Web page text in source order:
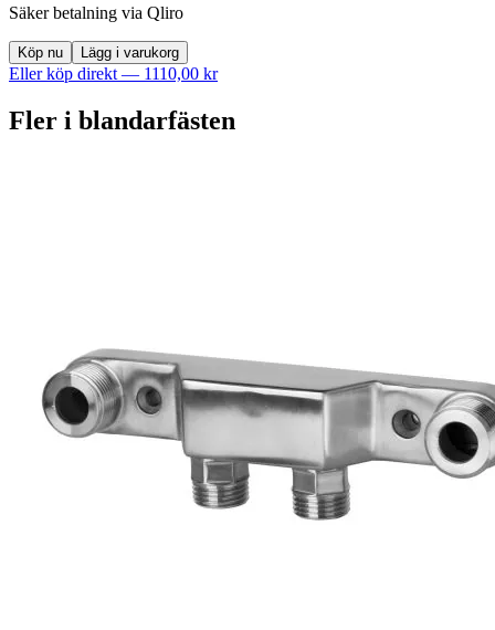
Säker betalning via Qliro
Köp nu Lägg i varukorg
Eller köp direkt — 1110,00 kr
Fler i blandarfästen